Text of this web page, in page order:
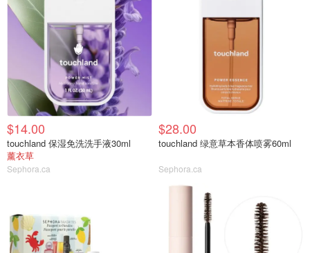
$14.00
touchland 保湿免洗洗手液30ml
薰衣草
Sephora.ca
$28.00
touchland 绿意草本香体喷雾60ml
Sephora.ca